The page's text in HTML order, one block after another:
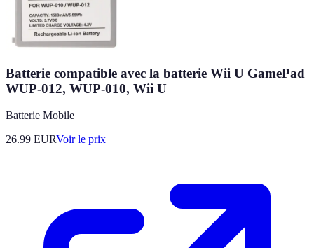
Batterie compatible avec la batterie Wii U GamePad
WUP-012, WUP-010, Wii U
Batterie Mobile
26.99 EURVoir le prix